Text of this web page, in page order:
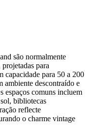
são normalmente
para
capacidade para 50 a 200
ambiente descontraído e
espaços comuns incluem
bibliotecas
reflecte
o charme vintage